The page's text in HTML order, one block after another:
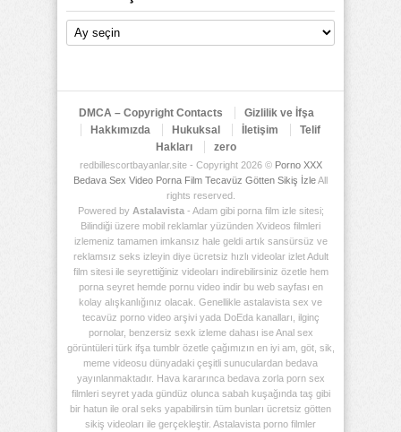
Video
Arşiv
DMCA – Copyright Contacts
Gizlilik ve İfşa
Hakkımızda
Hukuksal İletişim
Telif
Hakları
zero
redbillescortbayanlar.site - Copyright 2026 © Porno XXX
Bedava Sex Video Porna Film Tecavüz Götten Sikiş İzleAll
rights reserved.
Powered by Astalavista- Adam gibi porna film izle sitesi;
Bilindiği üzere mobil reklamlar yüzünden Xvideos filmleri
izlemeniz tamamen imkansız hale geldi artık sansürsüz ve
reklamsız seks izleyin diye ücretsiz hızlı videolar izlet Adult
film sitesi ile seyrettiğiniz videoları indirebilirsiniz özetle hem
porna seyret hemde pornu video indir bu web sayfası en
kolay alışkanlığınız olacak. Genellikle astalavista sex ve
tecavüz porno video arşivi yada DoEda kanalları, ilginç
pornolar, benzersiz sexk izleme dahası ise Anal sex
görüntüleri türk ifşa tumblr özetle çağımızın en iyi am, göt, sik,
meme videosu dünyadaki çeşitli sunuculardan bedava
yayınlanmaktadır. Hava kararınca bedava zorla porn sex
filmleri seyret yada gündüz olunca sabah kuşağında taş gibi
bir hatun ile oral seks yapabilirsin tüm bunları ücretsiz götten
sikiş videoları ile gerçekleştir. Astalavista porno filmler